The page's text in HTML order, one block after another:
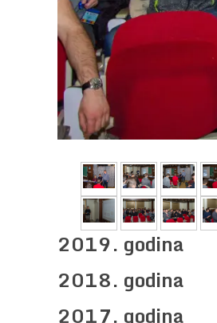
2019. godina
2018. godina
2017. godina